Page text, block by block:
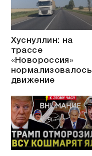
Хуснуллин: на
трассе
«Новороссия»
нормализовалось
движение